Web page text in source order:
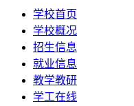
学校首页
学校概况
招生信息
就业信息
教学教研
学工在线